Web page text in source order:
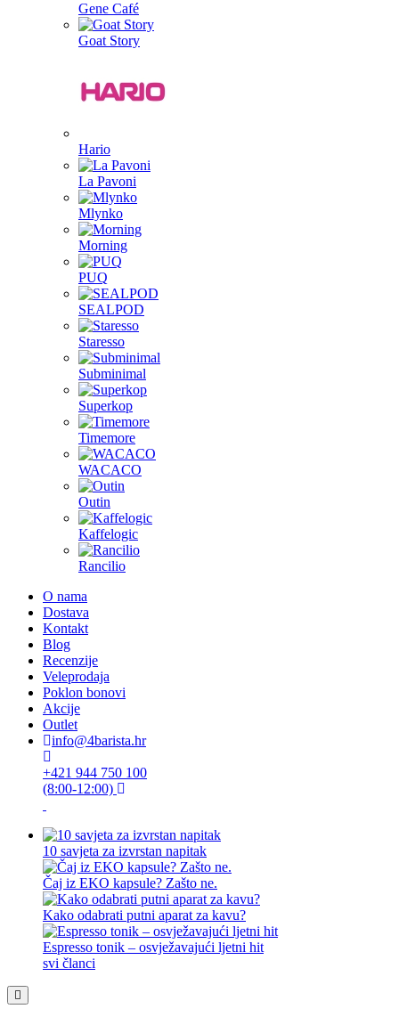
Gene Café
Goat Story
Hario
La Pavoni
Mlynko
Morning
PUQ
SEALPOD
Staresso
Subminimal
Superkop
Timemore
WACACO
Outin
Kaffelogic
Rancilio
O nama
Dostava
Kontakt
Blog
Recenzije
Veleprodaja
Poklon bonovi
Akcije
Outlet
info@4barista.hr
+421 944 750 100
(8:00-12:00)
10 savjeta za izvrstan napitak
Čaj iz EKO kapsule? Zašto ne.
Kako odabrati putni aparat za kavu?
Espresso tonik – osvježavajući ljetni hit
svi članci